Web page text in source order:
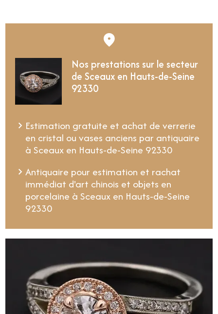
Nos prestations sur le secteur
de Sceaux en Hauts-de-Seine
92330
Estimation gratuite et achat de verrerie
en cristal ou vases anciens par antiquaire
à Sceaux en Hauts-de-Seine 92330
Antiquaire pour estimation et rachat
immédiat d'art chinois et objets en
porcelaine à Sceaux en Hauts-de-Seine
92330